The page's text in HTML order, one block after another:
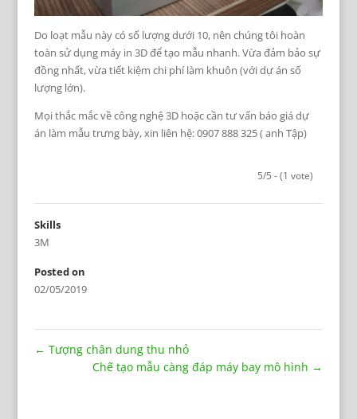
Do loạt mẫu này có số lượng dưới 10, nên chúng tôi hoàn
toàn sử dụng máy in 3D để tạo mẫu nhanh. Vừa đảm bảo sự
đồng nhất, vừa tiết kiệm chi phí làm khuôn (với dự án số
lượng lớn).
Mọi thắc mắc về công nghệ 3D hoặc cần tư vấn báo giá dự
án làm mẫu trưng bày, xin liên hệ: 0907 888 325 ( anh Tập)
5/5 - (1 vote)
Skills
3M
Posted on
02/05/2019
← Tượng chân dung thu nhỏ
Chế tạo mẫu càng đáp máy bay mô hình →